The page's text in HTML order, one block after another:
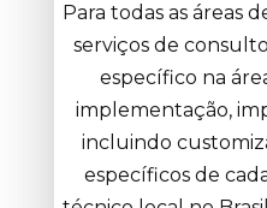
Para todas as áreas
serviços de
específico na
implementação,
incluindo
específicos de